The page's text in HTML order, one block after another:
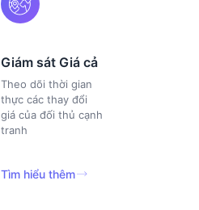
Giám sát Giá cả
Theo dõi thời gian
thực các thay đổi
giá của đối thủ cạnh
tranh
Tìm hiểu thêm